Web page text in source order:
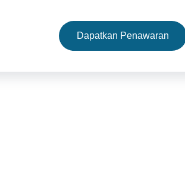
Filling Machine Mesin Pemanggang
Dapatkan Penawaran